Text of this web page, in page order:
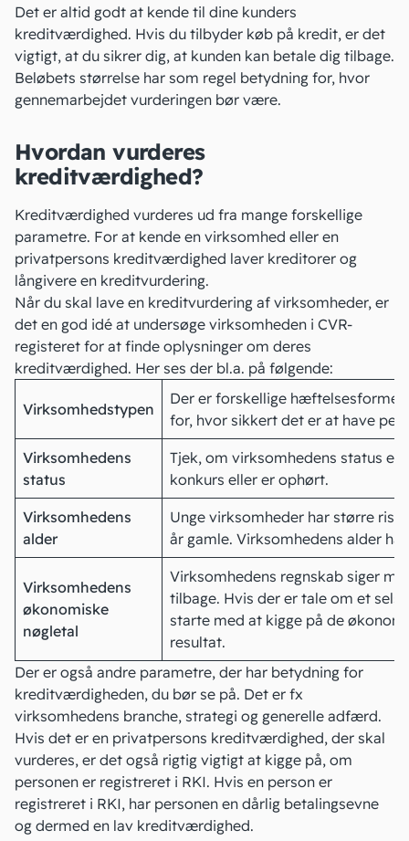
Det er altid godt at kende til dine kunders
kreditværdighed. Hvis du tilbyder køb på kredit, er det
vigtigt, at du sikrer dig, at kunden kan betale dig tilbage.
Beløbets størrelse har som regel betydning for, hvor
gennemarbejdet vurderingen bør være.
Hvordan vurderes
kreditværdighed?
Kreditværdighed vurderes ud fra mange forskellige
parametre. For at kende en virksomhed eller en
privatpersons kreditværdighed laver kreditorer og
långivere en kreditvurdering.
Når du skal lave en kreditvurdering af virksomheder, er
det en god idé at undersøge virksomheden i CVR-
registeret for at finde oplysninger om deres
kreditværdighed. Her ses der bl.a. på følgende:
Virksomhedstypen
Der er forskellige hæftelsesformer
for, hvor sikkert det er at have
Virksomhedens
status
Tjek, om virksomhedens status er
konkurs eller er ophørt.
Virksomhedens
alder
Unge virksomheder har større
år gamle. Virksomhedens alder
Virksomhedens
økonomiske
nøgletal
Virksomhedens regnskab siger
tilbage. Hvis der er tale om et
starte med at kigge på de
resultat.
Der er også andre parametre, der har betydning for
kreditværdigheden, du bør se på. Det er fx
virksomhedens branche, strategi og generelle adfærd.
Hvis det er en privatpersons kreditværdighed, der skal
vurderes, er det også rigtig vigtigt at kigge på, om
personen er registreret i RKI. Hvis en person er
registreret i RKI, har personen en dårlig betalingsevne
og dermed en lav kreditværdighed.